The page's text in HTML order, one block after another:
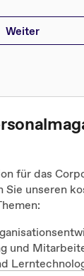
Weiter
für das
Sie unseren
und